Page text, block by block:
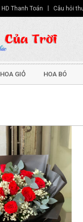
HD Thanh Toán Câu hỏi
HOA GIỎ HOA BÓ